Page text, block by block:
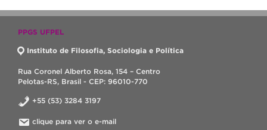
PPGS UFPEL
Instituto de Filosofia, Sociologia e Política
Rua Coronel Alberto Rosa, 154 – Centro
Pelotas-RS, Brasil - CEP: 96010-770
+55 (53) 3284 3197
clique para ver o e-mail